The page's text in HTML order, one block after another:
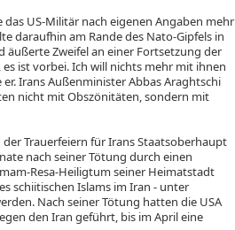
US-Militär nach eigenen Angaben mehr
daraufhin am Rande des Nato-Gipfels in
Zweifel an einer Fortsetzung der
ist vorbei. Ich will nichts mehr mit ihnen
Irans Außenminister Abbas Araghtschi
nicht mit Obszönitäten, sondern mit
Trauerfeiern für Irans Staatsoberhaupt
nach seiner Tötung durch einen
Resa-Heiligtum seiner Heimatstadt
schiitischen Islams im Iran - unter
Nach seiner Tötung hatten die USA
den Iran geführt, bis im April eine